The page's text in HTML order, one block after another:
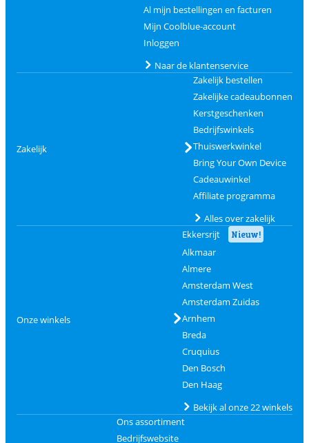
Al mijn bestellingen en facturen
Mijn Coolblue-account
Inloggen
Naar de klantenservice
Zakelijk
Zakelijk bestellen
Zakelijke cadeaubonnen
Kerstgeschenken
Bedrijfswinkels
Thuiswerkwinkel
Bring Your Own Device
Cadeauwinkel
Affiliate programma
Alles over zakelijk
Onze winkels
Ekkersrijt Nieuw!
Alkmaar
Almere
Amsterdam West
Amsterdam Zuidas
Arnhem
Breda
Cruquius
Den Bosch
Den Haag
Bekijk al onze 22 winkels
Ons assortiment
Bedrijfswebsite